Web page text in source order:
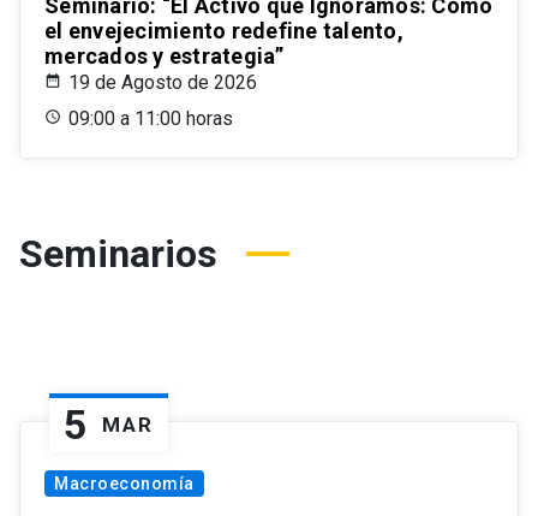
Seminario: “El Activo que Ignoramos: Cómo
el envejecimiento redefine talento,
mercados y estrategia”
19 de Agosto de 2026
09:00 a 11:00 horas
Seminarios
5 MAR
Macroeconomía